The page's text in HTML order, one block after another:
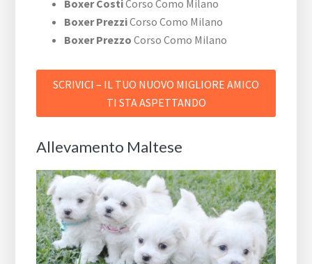
Boxer CostiCorso Como Milano
Boxer PrezziCorso Como Milano
Boxer Prezzo Corso Como Milano
SCRIVICI – IL TUO NUOVO MIGLIORE AMICO
TI STA ASPETTANDO
Allevamento Maltese